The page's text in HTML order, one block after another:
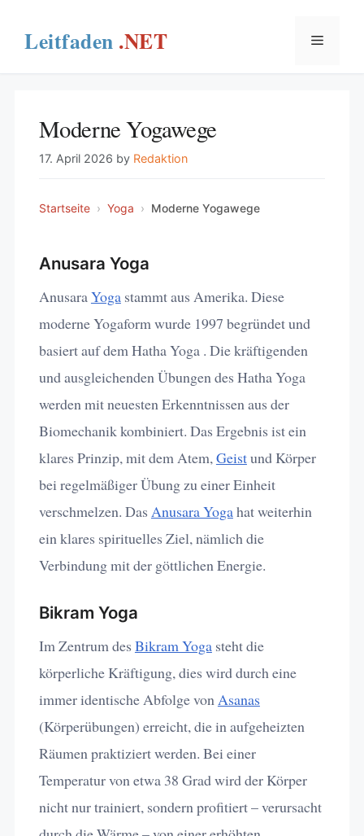
content
Menu
Moderne Yogawege
17. April 2026 by Redaktion
Startseite › Yoga › Moderne Yogawege
Anusara Yoga
AnusaraYogastammt aus Amerika. Diese
moderne Yogaform wurde 1997 begründet und
basiert auf dem Hatha Yoga . Die kräftigenden
und ausgleichenden Übungen des Hatha Yoga
werden mit neuesten Erkenntnissen aus der
Biomechanik kombiniert. Das Ergebnis ist ein
klares Prinzip, mit dem Atem,Geistund Körper
bei regelmäßiger Übung zu einer Einheit
verschmelzen. Das Anusara Yogahat weiterhin
ein klares spirituelles Ziel, nämlich die
Verbindung mit der göttlichen Energie.
Bikram Yoga
Im Zentrum des Bikram Yogasteht die
körperliche Kräftigung, dies wird durch eine
immer identische Abfolge vonAsanas
(Körperübungen) erreicht, die in aufgeheizten
Räumen praktiziert werden. Bei einer
Temperatur von etwa 38 Grad wird der Körper
nicht nur trainiert, sondern profitiert – verursacht